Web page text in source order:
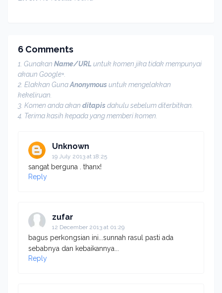
6 Comments
1. Gunakan Name/URL untuk komen jika tidak mempunyai
akaun Google+.
2. Elakkan GunaAnonymousuntuk mengelakkan
kekeliruan.
3. Komen anda akan ditapisdahulu sebelum diterbitkan.
4. Terima kasih kepada yang memberi komen.
Unknown
19 July 2013 at 18:25
sangat berguna . thanx!
Reply
zufar
12 December 2013 at 01:29
bagus perkongsian ini...sunnah rasul pasti ada
sebabnya dan kebaikannya...
Reply